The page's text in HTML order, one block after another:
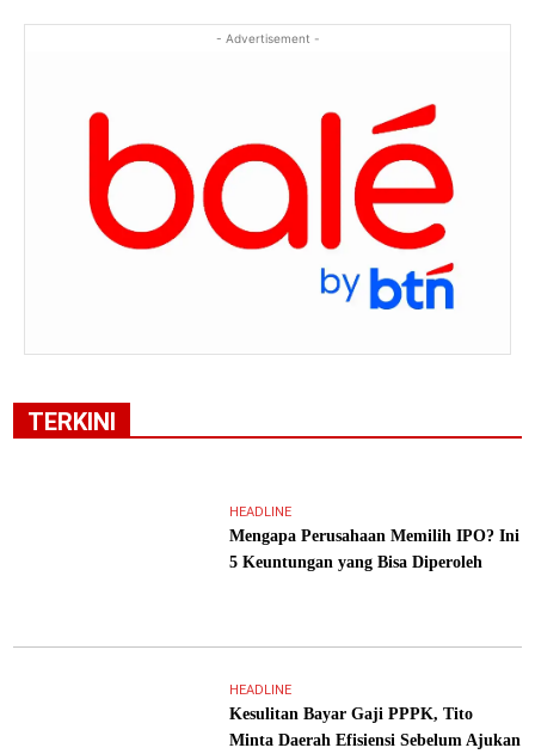
- Advertisement -
TERKINI
HEADLINE
Mengapa Perusahaan Memilih IPO? Ini
5 Keuntungan yang Bisa Diperoleh
HEADLINE
Kesulitan Bayar Gaji PPPK, Tito
Minta Daerah Efisiensi Sebelum Ajukan